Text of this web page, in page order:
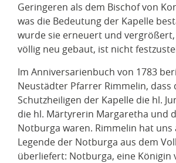
Geringeren als dem Bischof von
was die Bedeutung der Kapelle
wurde sie erneuert und
völlig neu gebaut, ist nicht
Im Anniversarienbuch von 1783
Neustädter Pfarrer Rimmelin, dass
Schutzheiligen der Kapelle die hl.
die hl. Märtyrerin Margaretha und
Notburga waren. Rimmelin hat uns
Legende der Notburga aus dem
überliefert: Notburga, eine Königin